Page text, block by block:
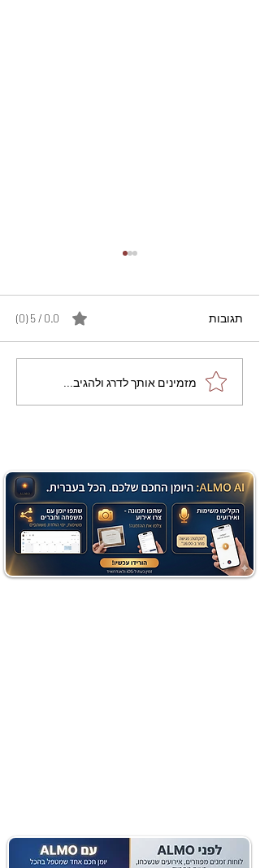
מתכון מנצח עוגת מייפל
שוקולד בחושה וקלה - זיוה
תגובות 0.0 / 5 ‏(0)
מזמינים אותך לדרג ולהגיב...